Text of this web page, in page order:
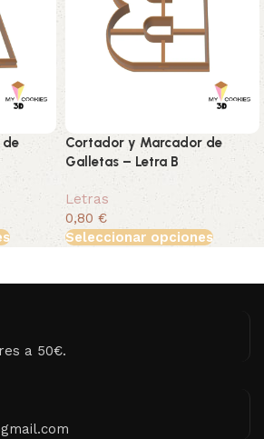
Cortador y Marcador de
Galletas – Letra B
Letras
0,80 €
Seleccionar opciones
a 50€.